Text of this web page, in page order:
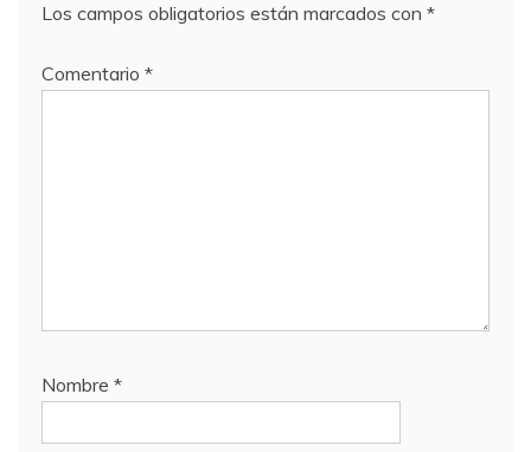
Los campos obligatorios están marcados con *
Comentario *
Nombre *